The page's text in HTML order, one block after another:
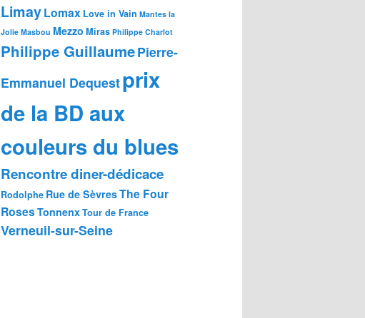
LimayLomax Love in Vain Mantes la
Jolie Masbou Mezzo Miras Philippe Charlot
Philippe GuillaumePierre-
Emmanuel Dequestprix
de la BD aux
couleurs du blues
Rencontre diner-dédicace
Rodolphe Rue de SèvresThe Four
RosesTonnenxTour de France
Verneuil-sur-Seine